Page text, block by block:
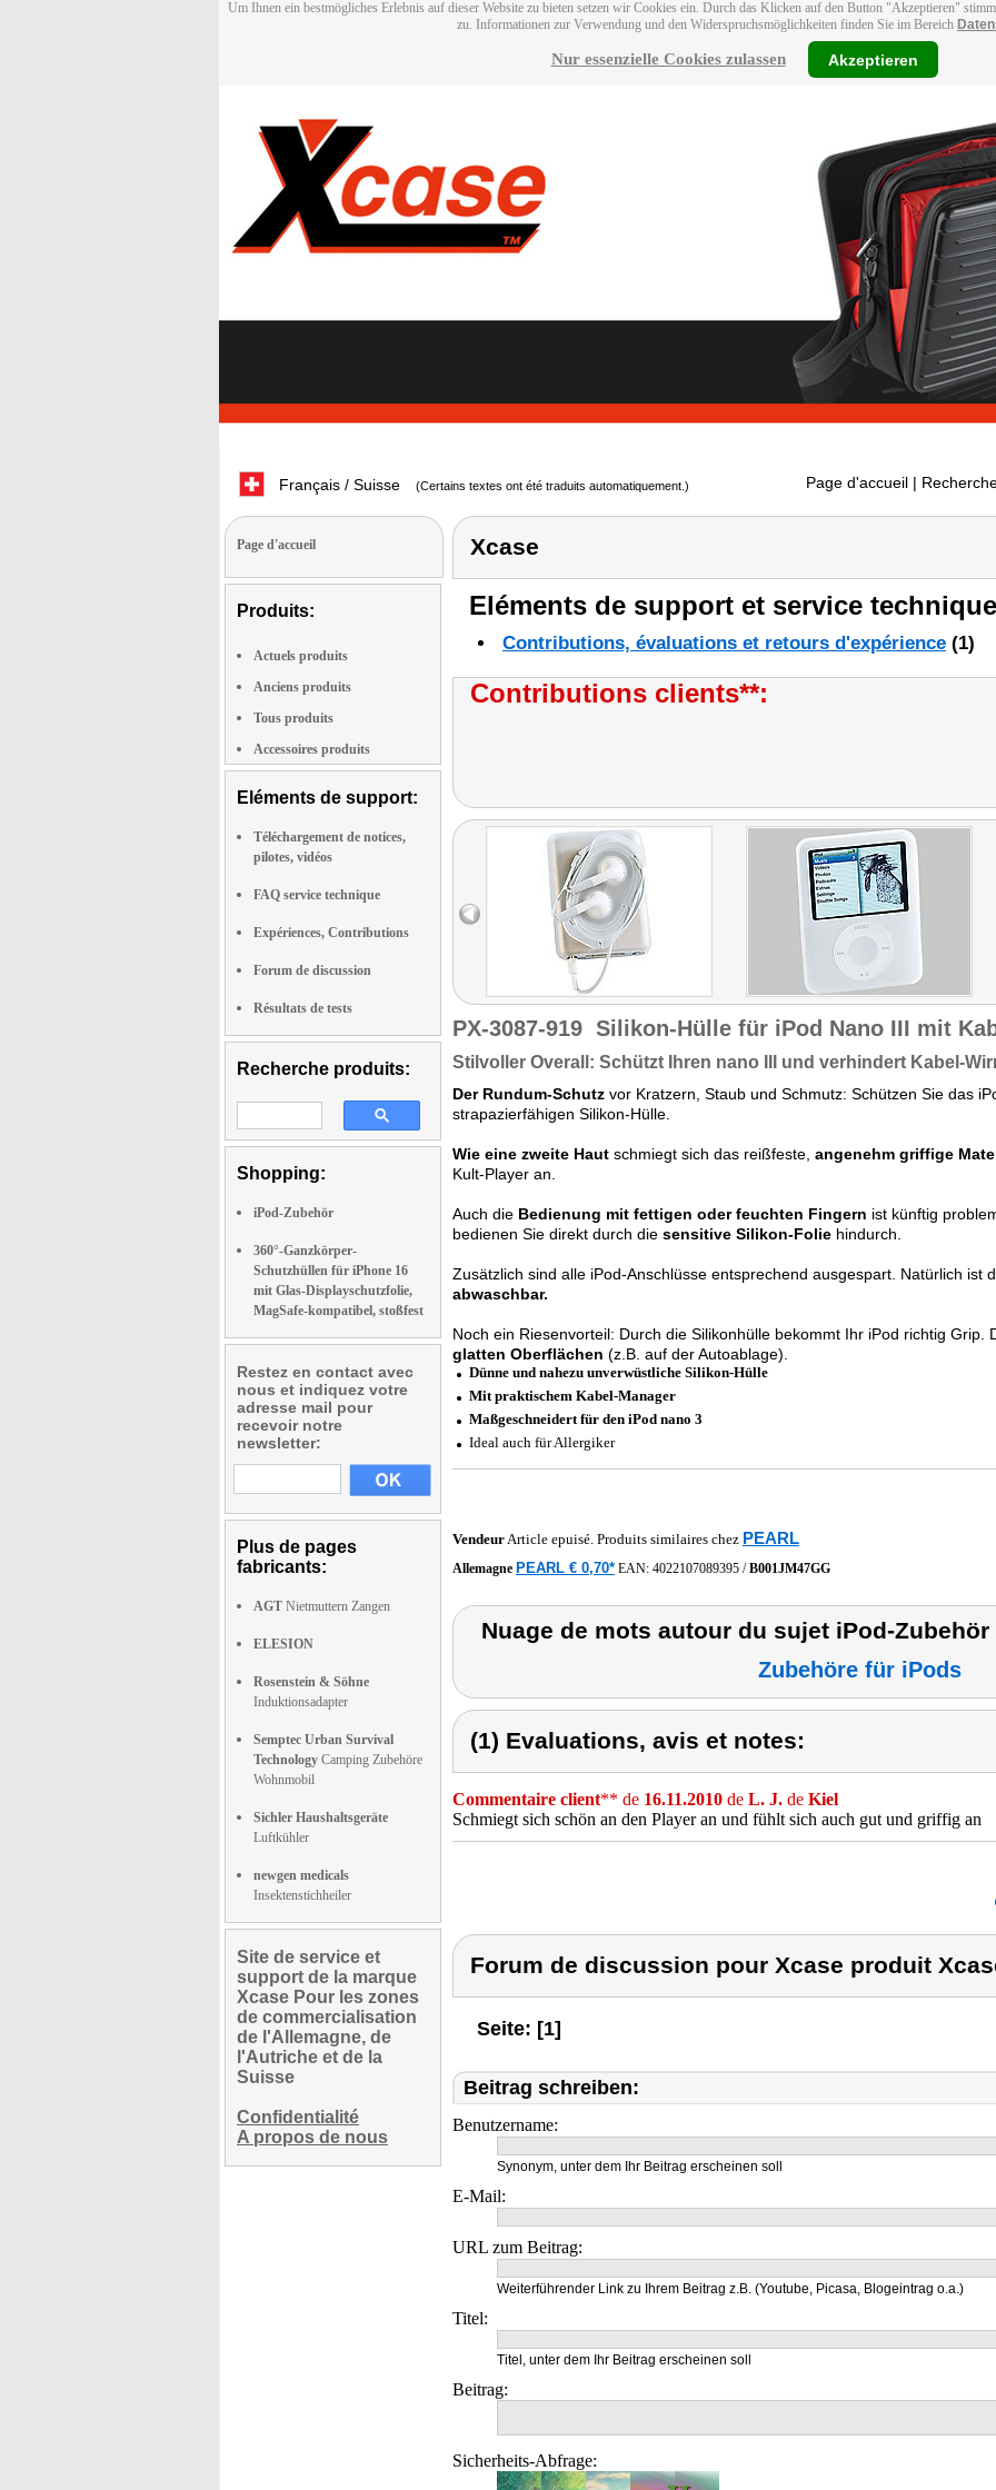
Um Ihnen ein bestmögliches Erlebnis auf dieser Website zu bieten setzen wir Cookies ein. Durch das Klicken auf den Button "Akzeptieren"
zu. Informationen zur Verwendung und den Widerspruchsmöglichkeiten finden Sie im Bereich
Nur essenzielle Cookies zulassen Akzeptieren
Français / Suisse (Certains textes ont été traduits automatiquement.) Page d'accueil |
Page d'accueil
Produits:
Actuels produits
Anciens produits
Tous produits
Accessoires produits
Eléments de support:
Téléchargement de notices,
pilotes, vidéos
FAQ service technique
Expériences, Contributions
Forum de discussion
Résultats de tests
Recherche produits:
Shopping:
iPod-Zubehör
360°-Ganzkörper-
Schutzhüllen für iPhone 16
mit Glas-Displayschutzfolie,
MagSafe-kompatibel, stoßfest
Restez en contact avec
nous et indiquez votre
adresse mail pour
recevoir notre
newsletter:
Plus de pages
fabricants:
AGT Nietmuttern Zangen
ELESION
Rosenstein & Söhne
Induktionsadapter
Semptec Urban Survival
Technology Camping Zubehöre
Wohnmobil
Sichler Haushaltsgeräte
Luftkühler
newgen medicals
Insektenstichheiler
Site de service et
support de la marque
Xcase Pour les zones
de commercialisation
de l'Allemagne, de
l'Autriche et de la
Suisse
Confidentialité
A propos de nous
Xcase
Eléments de support et service
Contributions, évaluations et retours d'expérience (1)
Contributions clients**:
PX-3087-919 Silikon-Hülle für iPod Nano III mit
Stilvoller Overall: Schützt Ihren nano III und verhindert Kabel-
Der Rundum-Schutz vor Kratzern, Staub und Schmutz: Schützen Sie das
strapazierfähigen Silikon-Hülle.
Wie eine zweite Haut schmiegt sich das reißfeste, angenehm griffige
Kult-Player an.
Auch die Bedienung mit fettigen oder feuchten Fingern ist künftig
bedienen Sie direkt durch die sensitive Silikon-Folie hindurch.
Zusätzlich sind alle iPod-Anschlüsse entsprechend ausgespart. Natürlich ist
abwaschbar.
Noch ein Riesenvorteil: Durch die Silikonhülle bekommt Ihr iPod richtig Grip.
glatten Oberflächen (z.B. auf der Autoablage).
Dünne und nahezu unverwüstliche Silikon-Hülle
Mit praktischem Kabel-Manager
Maßgeschneidert für den iPod nano 3
Ideal auch für Allergiker
VendeurArticle epuisé. Produits similaires chez PEARL
Allemagne PEARL € 0,70* EAN: 4022107089395 /B001JM47GG
Nuage de mots autour du sujet iPod-Zubehör
Zubehöre für iPods
(1) Evaluations, avis et notes:
Commentaire client** de 16.11.2010 de L. J. de Kiel
Schmiegt sich schön an den Player an und fühlt sich auch gut und griffig an
Forum de discussion pour Xcase produit
Seite: [1]
Beitrag schreiben:
Benutzername:
Synonym, unter dem Ihr Beitrag erscheinen soll
E-Mail:
URL zum Beitrag:
Weiterführender Link zu Ihrem Beitrag z.B. (Youtube, Picasa, Blogeintrag o.a.)
Titel:
Titel, unter dem Ihr Beitrag erscheinen soll
Beitrag:
Sicherheits-Abfrage: